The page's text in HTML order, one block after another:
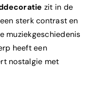
zit in de
sterk contrast en
muziekgeschiedenis
heeft een
nostalgie met